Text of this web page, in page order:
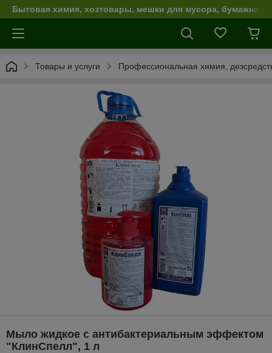
Бытовая химия, хозтовары, мешки для мусора, бумажная
Товары и услуги Профессиональная химия,
Мыло жидкое с антибактериальным эффектом
"КлинСпелл", 1 л